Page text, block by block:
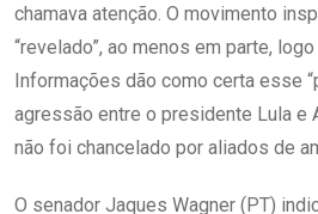
chamava atenção. O movimento
“revelado”, ao menos em parte,
Informações dão como certa esse
agressão entre o presidente Lula e
não foi chancelado por aliados de
O senador Jaques Wagner (PT)